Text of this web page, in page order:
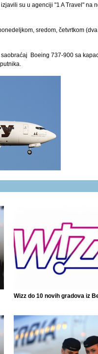
su u agenciji "1 A Travel" na
sredom, četvrtkom
Boeing 737-900 sa
Wizz do 10 novih gradova iz